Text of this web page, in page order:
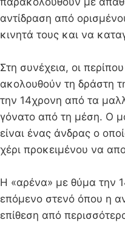
αντίδραση από
κινητά τους και να
Στη συνέχεια, οι
ακολουθούν τη δράστη
την 14χρονη από τα
γόνατο από τη μέση. Ο
είναι ένας άνδρας ο
χέρι προκειμένου να
Η «αρένα» με θύμα την
επόμενο στενό όπου η
επίθεση από